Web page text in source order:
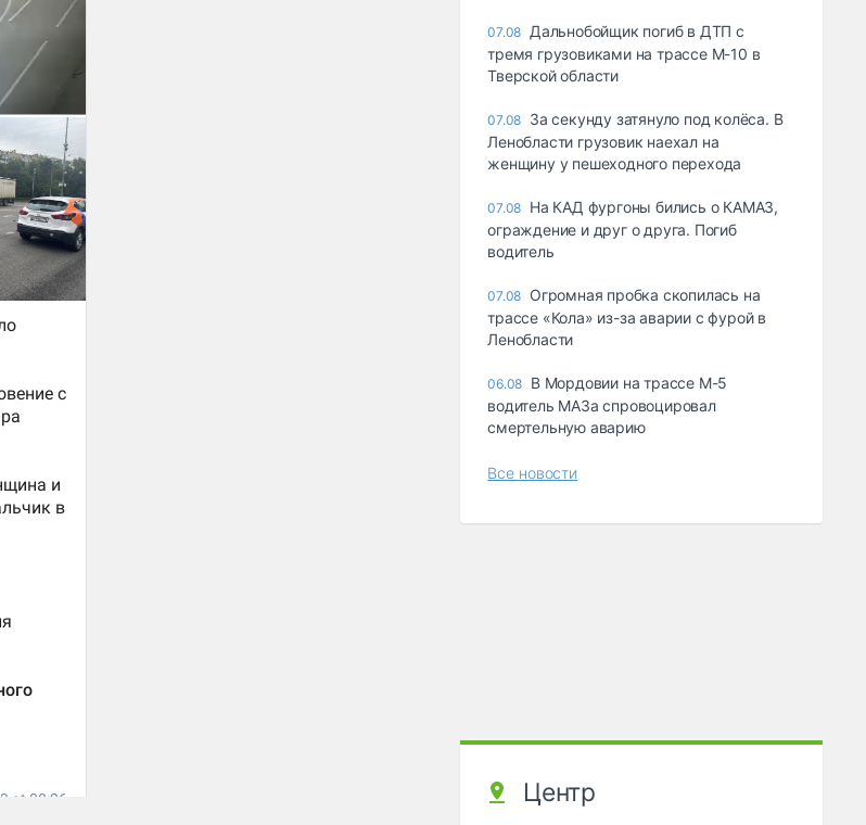
07.08 Дальнобойщик погиб в ДТП с
тремя грузовиками на трассе М-10 в
Тверской области
07.08 За секунду затянуло под колёса. В
Ленобласти грузовик наехал на
женщину у пешеходного перехода
07.08 На КАД фургоны бились о КАМАЗ,
ограждение и друг о друга. Погиб
водитель
07.08 Огромная пробка скопилась на
трассе «Кола» из-за аварии с фурой в
Ленобласти
06.08 В Мордовии на трассе М-5
водитель МАЗа спровоцировал
смертельную аварию
Все новости
Центр